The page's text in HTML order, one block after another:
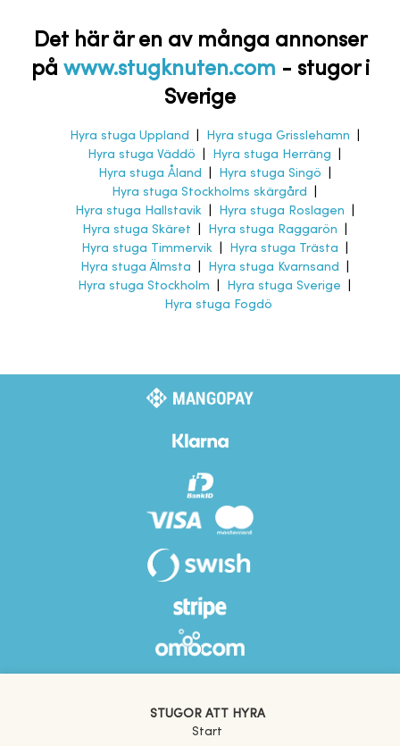
Det här är en av många annonser
på www.stugknuten.com - stugor i
Sverige
Hyra stuga Uppland Hyra stuga Grisslehamn
Hyra stuga Väddö
Hyra stuga Herräng
Hyra stuga Åland
Hyra stuga Singö
Hyra stuga Stockholms skärgård
Hyra stuga Hallstavik| Hyra stuga Roslagen
Hyra stuga Skäret
Hyra stuga Raggarön
Hyra stuga Timmervik| Hyra stuga Trästa
Hyra stuga Älmsta
Hyra stuga Kvarnsand
Hyra stuga Stockholm
Hyra stuga Sverige
Hyra stuga Fogdö
STUGOR ATT HYRA
Start